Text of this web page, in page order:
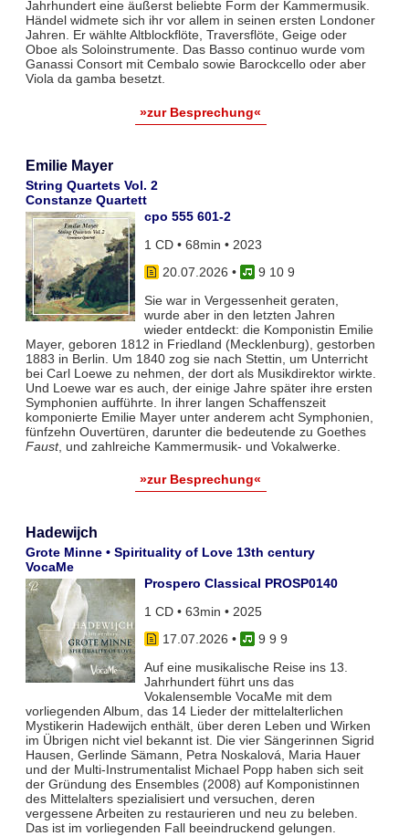
Jahrhundert eine äußerst beliebte Form der Kammermusik.
Händel widmete sich ihr vor allem in seinen ersten Londoner
Jahren. Er wählte Altblockflöte, Traversflöte, Geige oder
Oboe als Soloinstrumente. Das Basso continuo wurde vom
Ganassi Consort mit Cembalo sowie Barockcello oder aber
Viola da gamba besetzt.
»zur Besprechung«
Emilie Mayer
String Quartets Vol. 2
Constanze Quartett
cpo 555 601-2
1 CD • 68min • 2023
20.07.2026 •
9 10 9
Sie war in Vergessenheit geraten,
wurde aber in den letzten Jahren
wieder entdeckt: die Komponistin Emilie
Mayer, geboren 1812 in Friedland (Mecklenburg), gestorben
1883 in Berlin. Um 1840 zog sie nach Stettin, um Unterricht
bei Carl Loewe zu nehmen, der dort als Musikdirektor wirkte.
Und Loewe war es auch, der einige Jahre später ihre ersten
Symphonien aufführte. In ihrer langen Schaffenszeit
komponierte Emilie Mayer unter anderem acht Symphonien,
fünfzehn Ouvertüren, darunter die bedeutende zu Goethes
Faust, und zahlreiche Kammermusik- und Vokalwerke.
»zur Besprechung«
Hadewijch
Grote Minne • Spirituality of Love 13th century
VocaMe
Prospero Classical PROSP0140
1 CD • 63min • 2025
17.07.2026 •
9 9 9
Auf eine musikalische Reise ins 13.
Jahrhundert führt uns das
Vokalensemble VocaMe mit dem
vorliegenden Album, das 14 Lieder der mittelalterlichen
Mystikerin Hadewijch enthält, über deren Leben und Wirken
im Übrigen nicht viel bekannt ist. Die vier Sängerinnen Sigrid
Hausen, Gerlinde Sämann, Petra Noskalová, Maria Hauer
und der Multi-Instrumentalist Michael Popp haben sich seit
der Gründung des Ensembles (2008) auf Komponistinnen
des Mittelalters spezialisiert und versuchen, deren
vergessene Arbeiten zu restaurieren und neu zu beleben.
Das ist im vorliegenden Fall beeindruckend gelungen.